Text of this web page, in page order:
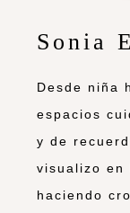
Sonia
Desde niña
espacios
y de
visualizo en
haciendo